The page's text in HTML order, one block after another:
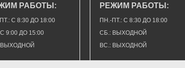
ВЫХОДНОЙ
9:00 ДО 15:00
С 8:30 ДО 18:00
РАБОТЫ:
ВС.: ВЫХОДНОЙ
СБ.: ВЫХОДНОЙ
ПН.-ПТ.: С 8:30 ДО 18:00
РЕЖИМ РАБОТЫ: